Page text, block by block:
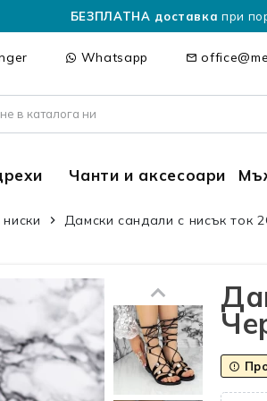
БЕЗПЛАТНА доставка при
Whatsapp mail_outline
Чанти и аксесоари
chevron_right Дамски сандали с нисък ток
error_outline